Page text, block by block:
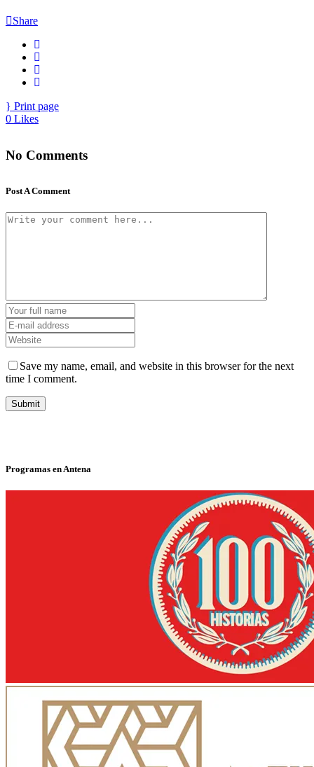
Share
Print page
0 Likes
No Comments
Post A Comment
Save my name, email, and website in this browser for the next
time I comment.
Programas en Antena